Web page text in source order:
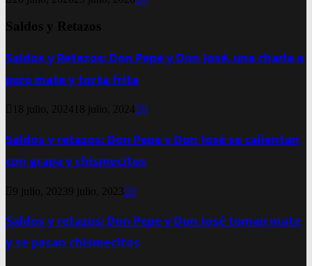
Saldos y Retazos
Saldos y Retazos: Don Pepe y Don José, una charla a
puro mate y torta frita
18 julio, 2024 18 julio, 2024 0
Saldos y retazos: Don Pepe y Don José se calientan
con grapa y chismecitos
9 julio, 20239 julio, 2023 0
Saldos y retazos: Don Pepe y Don José toman mate
y se pasan chismecitos